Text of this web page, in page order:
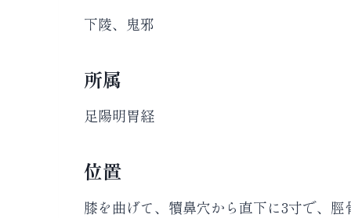
下陵、鬼邪
所属
足陽明胃経
位置
膝を曲げて、犢鼻穴から直下に3寸で、脛